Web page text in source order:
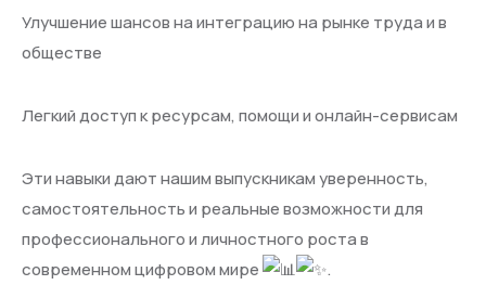
Улучшение шансов на интеграцию на рынке труда и в
обществе
Легкий доступ к ресурсам, помощи и онлайн-сервисам
Эти навыки дают нашим выпускникам уверенность,
самостоятельность и реальные возможности для
профессионального и личностного роста в
современном цифровом мире
.